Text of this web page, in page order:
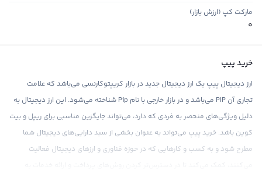
مارکت کپ (ارزش بازار)
0
خرید پیپ
ارز دیجیتال پیپ یک ارز دیجیتال جدید در بازار کریپتوکارنسی می‌باشد که علامت
تجاری آن PIP می‌باشد و در بازار خارجی با نام Pip شناخته می‌شود. این ارز دیجیتال به
دلیل ویژگی‌های منحصر به فردی که دارد، می‌تواند جایگزین مناسبی برای ریپل و بیت
کوین باشد. خرید پیپ می‌تواند به عنوان بخشی از سبد دارایی‌های دیجیتال شما
مطرح شود و به کسب و کارهایی که در حوزه فناوری و ارزهای دیجیتال فعالیت